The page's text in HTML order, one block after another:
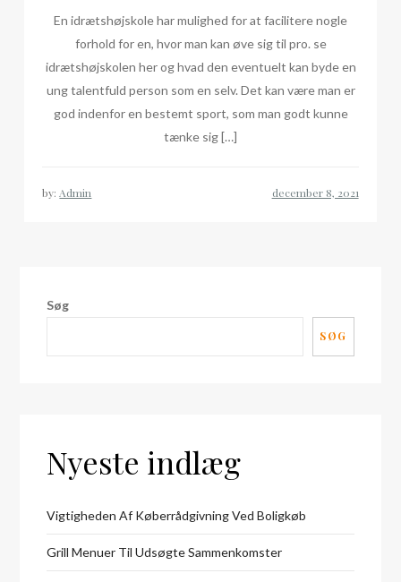
En idrætshøjskole har mulighed for at facilitere nogle
forhold for en, hvor man kan øve sig til pro. se
idrætshøjskolen her og hvad den eventuelt kan byde en
ung talentfuld person som en selv. Det kan være man er
god indenfor en bestemt sport, som man godt kunne
tænke sig […]
by: Admin
Søg
SØG
Nyeste indlæg
Vigtigheden Af Køberrådgivning Ved Boligkøb
Grill Menuer Til Udsøgte Sammenkomster